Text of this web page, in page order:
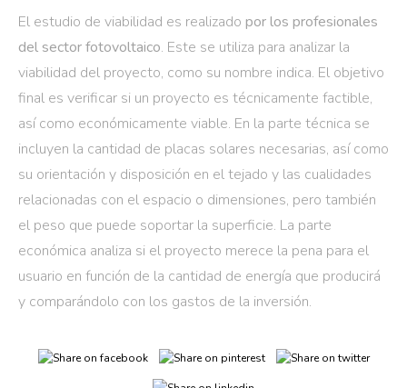
El estudio de viabilidad es realizado por los profesionales
del sector fotovoltaico. Este se utiliza para analizar la
viabilidad del proyecto, como su nombre indica. El objetivo
final es verificar si un proyecto es técnicamente factible,
así como económicamente viable. En la parte técnica se
incluyen la cantidad de placas solares necesarias, así como
su orientación y disposición en el tejado y las cualidades
relacionadas con el espacio o dimensiones, pero también
el peso que puede soportar la superficie. La parte
económica analiza si el proyecto merece la pena para el
usuario en función de la cantidad de energía que producirá
y comparándolo con los gastos de la inversión.